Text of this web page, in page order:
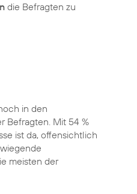
die Befragten zu
in den
Befragten. Mit 54 %
ist da, offensichtlich
meisten der